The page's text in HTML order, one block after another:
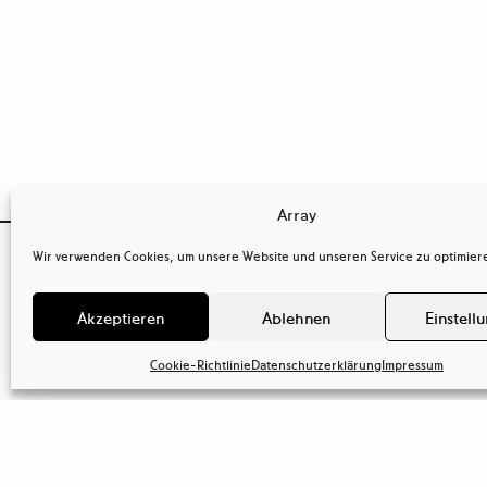
Array
Wir verwenden Cookies, um unsere Website und unseren Service zu
Akzeptieren Ablehnen
Cookie-RichtlinieDatenschutzerklärungImpressum

Agentur der Fotografen GmbH
Behaimstr. 34
13086 Berlin
Deutschland
+
+